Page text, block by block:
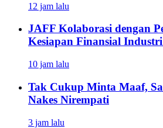
12 jam lalu
JAFF Kolaborasi dengan
Kesiapan Finansial
10 jam lalu
Tak Cukup Minta Maaf,
Nakes Nirempati
3 jam lalu